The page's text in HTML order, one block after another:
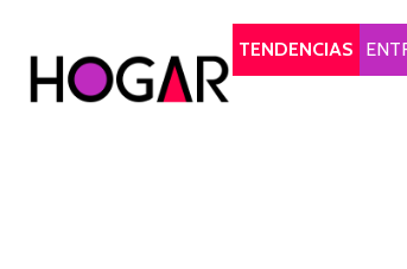
TENDENCIAS